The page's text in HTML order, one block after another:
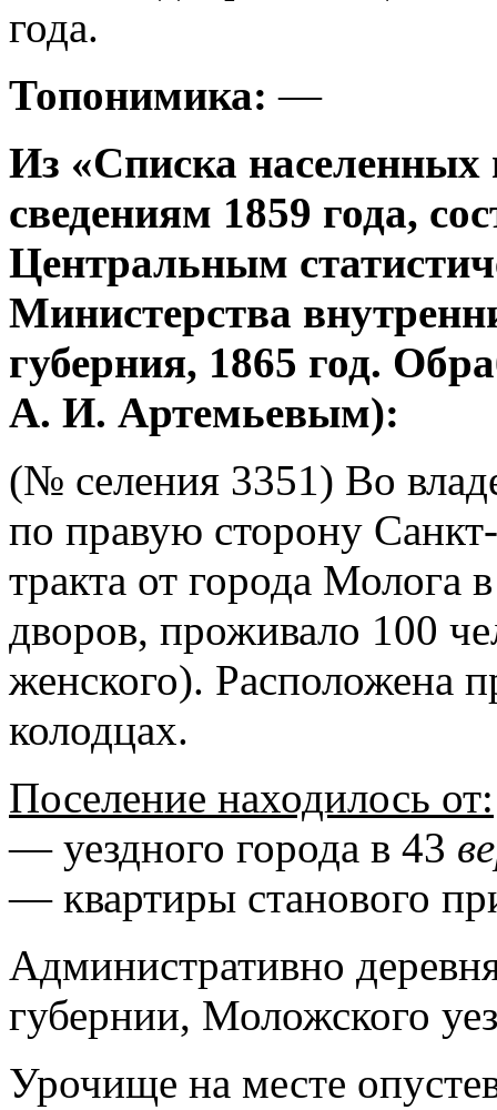
года.
Топонимика: —
Из «Списка населенных
сведениям 1859 года,
Центральным
Министерства
губерния, 1865 год.
А. И. Артемьевым):
(№ селения 3351) Во
по правую сторону
тракта от города Молога
дворов, проживало 100
женского). Расположена
колодцах.
Поселение находилось от:
— уездного города в 43
— квартиры станового
Административно
губернии, Моложского
Урочище на месте